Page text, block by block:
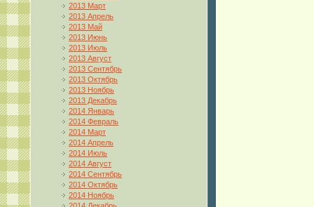
2013 Март
2013 Апрель
2013 Май
2013 Июнь
2013 Июль
2013 Август
2013 Сентябрь
2013 Октябрь
2013 Ноябрь
2013 Декабрь
2014 Январь
2014 Февраль
2014 Март
2014 Апрель
2014 Июль
2014 Август
2014 Сентябрь
2014 Октябрь
2014 Ноябрь
2014 Декабрь